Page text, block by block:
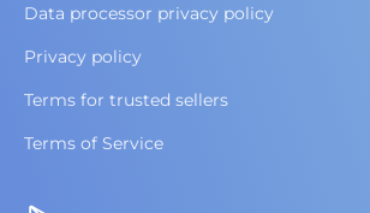
Data processor privacy policy
Privacy policy
Terms for trusted sellers
Terms of Service